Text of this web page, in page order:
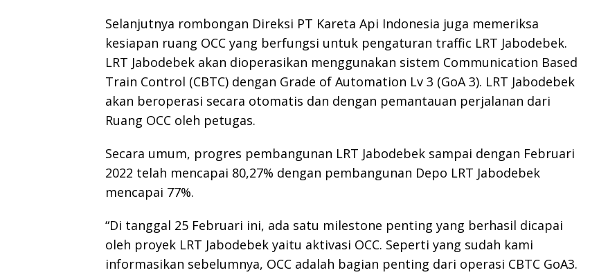
Selanjutnya rombongan Direksi PT Kareta Api Indonesia juga memeriksa
kesiapan ruang OCC yang berfungsi untuk pengaturan traffic LRT Jabodebek.
LRT Jabodebek akan dioperasikan menggunakan sistem Communication Based
Train Control (CBTC) dengan Grade of Automation Lv 3 (GoA 3). LRT Jabodebek
akan beroperasi secara otomatis dan dengan pemantauan perjalanan dari
Ruang OCC oleh petugas.
Secara umum, progres pembangunan LRT Jabodebek sampai dengan Februari
2022 telah mencapai 80,27% dengan pembangunan Depo LRT Jabodebek
mencapai 77%.
“Di tanggal 25 Februari ini, ada satu milestone penting yang berhasil dicapai
oleh proyek LRT Jabodebek yaitu aktivasi OCC. Seperti yang sudah kami
informasikan sebelumnya, OCC adalah bagian penting dari operasi CBTC GoA3.